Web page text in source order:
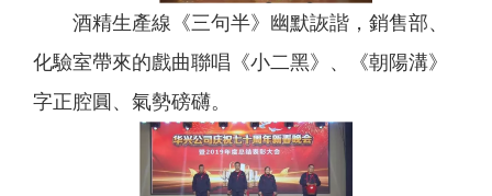
酒精生產線《三句半》幽默詼諧，銷售部、
化驗室帶來的戲曲聯唱《小二黑》、《朝陽溝》
字正腔圓、氣勢磅礴。